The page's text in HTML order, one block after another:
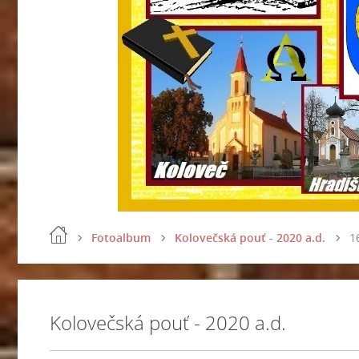
Fotoalbum Kolovečská pouť - 2020 a.d.
Kolovečská pouť - 2020 a.d.